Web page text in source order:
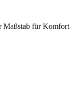
Maßstab für Komfort